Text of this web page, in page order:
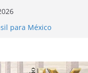
de luto
a latir